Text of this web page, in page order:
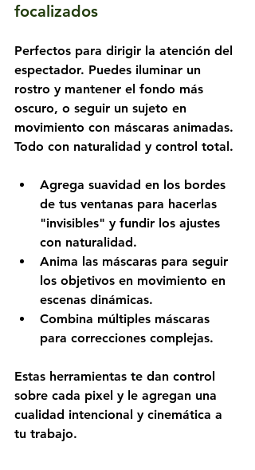
focalizados
Perfectos para dirigir la atención del
espectador. Puedes iluminar un
rostro y mantener el fondo más
oscuro, o seguir un sujeto en
movimiento con máscaras animadas.
Todo con naturalidad y control total.
Agrega suavidad en los bordes
de tus ventanas para hacerlas
"invisibles" y fundir los ajustes
con naturalidad.
Anima las máscaras para seguir
los objetivos en movimiento en
escenas dinámicas.
Combina múltiples máscaras
para correcciones complejas.
Estas herramientas te dan control
sobre cada pixel y le agregan una
cualidad intencional y cinemática a
tu trabajo.